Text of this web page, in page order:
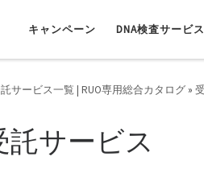
キャンペーン DNA検査サービス
サービス一覧 | RUO専用総合カタログ »
託サービス